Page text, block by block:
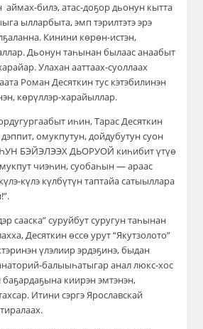
аймах-билэ, атас-доҕор дьонун кытта
ылларбыта, эмп тэрилтэтэ эрэ
Кинини көрөн-истэн,
Дьонун таһынан былаас анаабыт
Улахан ааттаах-суоллаах
Роман Десяткин тус кэтэбилинэн
көрүллэр-харайыллар.
иһин, Тарас Десяткин
омукпутун, дойдубутун суон
БЭЙЭЛЭЭХ ДЬОРУОЙ киһибит үтүө
чиэһин, суобаһын — араас
күлэ күлбүтүн таптайа сатыыллара
сааска” суруйбут суругун таһынан
Десяткин өссө урут “Якутзолото”
үлэлиир эрдэҕинэ, быдан
балыыһатыгар анал люкс-хос
киирэн эмтэнэн,
Итини сэргэ Ярославскай